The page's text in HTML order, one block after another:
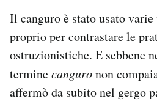
Il canguro è stato usato
proprio per contrastare le
ostruzionistiche. E sebbene
terminecanguronon
affermò da subito nel gergo